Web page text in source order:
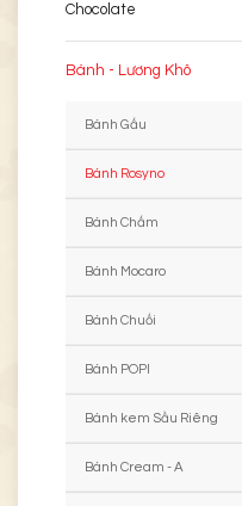
Chocolate
Bánh - Lương Khô
Bánh Gấu
Bánh Rosyno
Bánh Chấm
Bánh Mocaro
Bánh Chuối
Bánh POPI
Bánh kem Sầu Riêng
Bánh Cream - A